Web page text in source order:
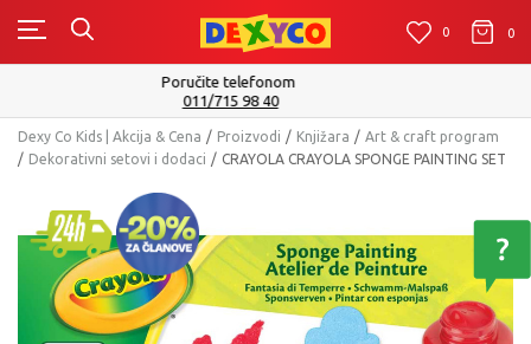
0 0 0
Isporuku možete očekivati u roku od 2 do 4 radna dana!
Pogledaj više
Dexy Co Kids | Akcija & Cena Proizvodi Knjižara
Art & craft program
Dekorativni setovi i dodaci
CRAYOLA CRAYOLA SPONGE PAINTING SET